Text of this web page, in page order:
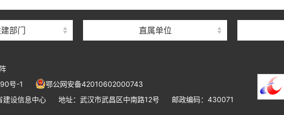
部门 直属单位
湖北省建设工程质量安全监督总站
湖北省建设工程标准定额管理总站
湖北省城乡建设发展中心
号-1
鄂公网安备42010602000743
建设信息中心 地址：武汉市武昌区中南路12号 邮政编码：430071